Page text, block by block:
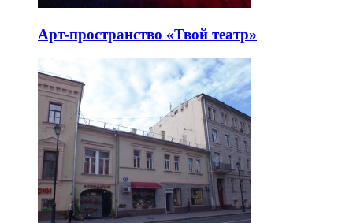
Арт-пространство «Твой театр»